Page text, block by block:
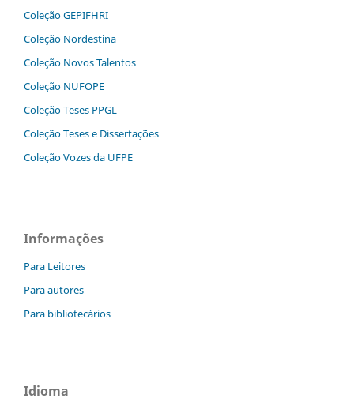
Coleção GEPIFHRI
Coleção Nordestina
Coleção Novos Talentos
Coleção NUFOPE
Coleção Teses PPGL
Coleção Teses e Dissertaç˜ões
Coleção Vozes da UFPE
Informações
Para Leitores
Para autores
Para bibliotecários
Idioma